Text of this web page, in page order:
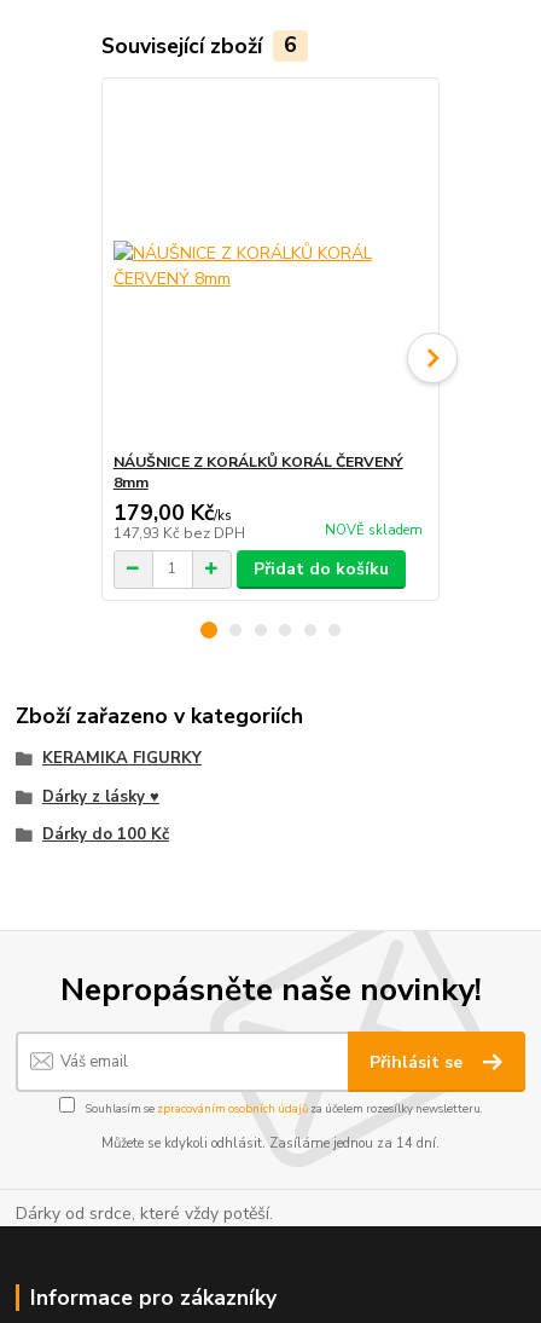
Související zboží 6
NÁUŠNICE Z KORÁLKŮ KORÁL ČERVENÝ
8mm
179,00 Kč/ks
147,93 Kč bez DPH NOVĚ skladem
Přidat do košíku
Zboží zařazeno v kategoriích
KERAMIKA FIGURKY
Dárky z lásky ♥
Dárky do 100 Kč
Nepropásněte naše novinky!
Přihlásit se
Souhlasím se zpracováním osobních údajůza účelem rozesílky newsletteru.
Můžete se kdykoli odhlásit. Zasíláme jednou za 14 dní.
Dárky od srdce, které vždy potěší.
Informace pro zákazníky